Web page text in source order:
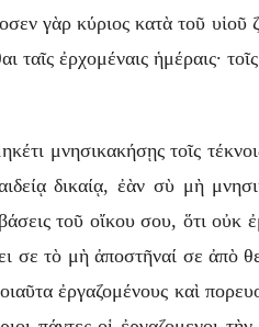
γὰρ κύριος κατὰ τοῦ υἱοῦ
ταῖς ἐρχομέναις ἡμέραις·
μνησικακήσῃς τοῖς
δικαίᾳ, ἐὰν σὺ μὴ
τοῦ οἴκου σου, ὅτι
σε τὸ μὴ ἀποστῆναί σε ἀπὸ
ἐργαζομένους καὶ